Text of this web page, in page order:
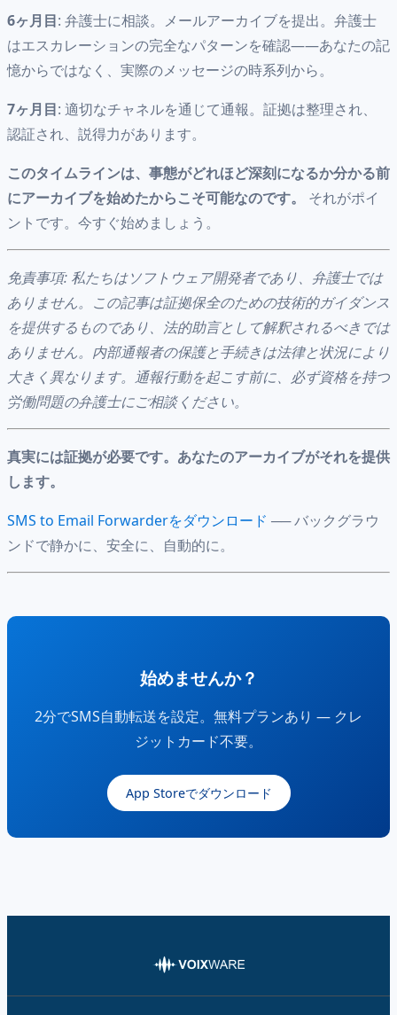
6ヶ月目: 弁護士に相談。メールアーカイブを提出。弁護士
はエスカレーションの完全なパターンを確認——あなたの記
憶からではなく、実際のメッセージの時系列から。
7ヶ月目: 適切なチャネルを通じて通報。証拠は整理され、
認証され、説得力があります。
このタイムラインは、事態がどれほど深刻になるか分かる前
にアーカイブを始めたからこそ可能なのです。
それがポイ
ントです。今すぐ始めましょう。
免責事項: 私たちはソフトウェア開発者であり、弁護士では
ありません。この記事は証拠保全のための技術的ガイダンス
を提供するものであり、法的助言として解釈されるべきでは
ありません。内部通報者の保護と手続きは法律と状況により
大きく異なります。通報行動を起こす前に、必ず資格を持つ
労働問題の弁護士にご相談ください。
真実には証拠が必要です。あなたのアーカイブがそれを提供
します。
SMS to Email Forwarderをダウンロード ── バックグラウ
ンドで静かに、安全に、自動的に。
始めませんか？
2分でSMS自動転送を設定。無料プランあり — クレ
ジットカード不要。
App Storeでダウンロード